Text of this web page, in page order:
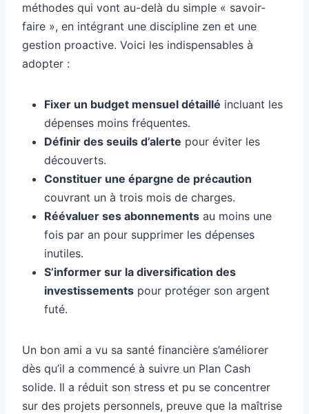
méthodes qui vont au-delà du simple « savoir-
faire », en intégrant une discipline zen et une
gestion proactive. Voici les indispensables à
adopter :
Fixer un budget mensuel détaillé incluant les
dépenses moins fréquentes.
Définir des seuils d’alerte pour éviter les
découverts.
Constituer une épargne de précaution
couvrant un à trois mois de charges.
Réévaluer ses abonnements au moins une
fois par an pour supprimer les dépenses
inutiles.
S’informer sur la diversification des
investissements pour protéger son argent
futé.
Un bon ami a vu sa santé financière s’améliorer
dès qu’il a commencé à suivre un Plan Cash
solide. Il a réduit son stress et pu se concentrer
sur des projets personnels, preuve que la maîtrise